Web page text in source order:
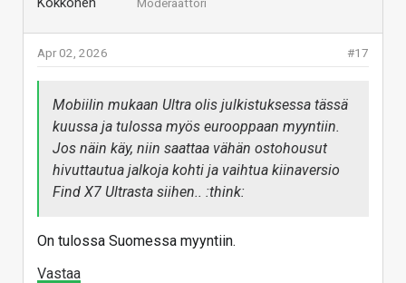
#17
Apr 02, 2026
Mobiilin mukaan Ultra olis julkistuksessa tässä
kuussa ja tulossa myös eurooppaan myyntiin.
Jos näin käy, niin saattaa vähän ostohousut
hivuttautua jalkoja kohti ja vaihtua kiinaversio
Find X7 Ultrasta siihen.. :think:
On tulossa Suomessa myyntiin.
Vastaa